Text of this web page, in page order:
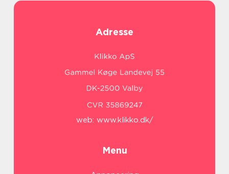
Adresse
web: www.klikko.dk/
Menu